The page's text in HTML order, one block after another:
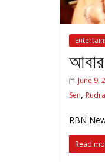
June 9,
Sen,
RBN News
Read